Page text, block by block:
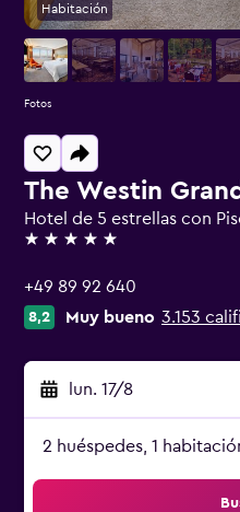
The Westin
Hotel de 5 estrellas con
5 estrellas
+49 89 92 640
8,2 Muy bueno 3.153
lun. 17/8
2 huéspedes, 1
Habitación
Fotos